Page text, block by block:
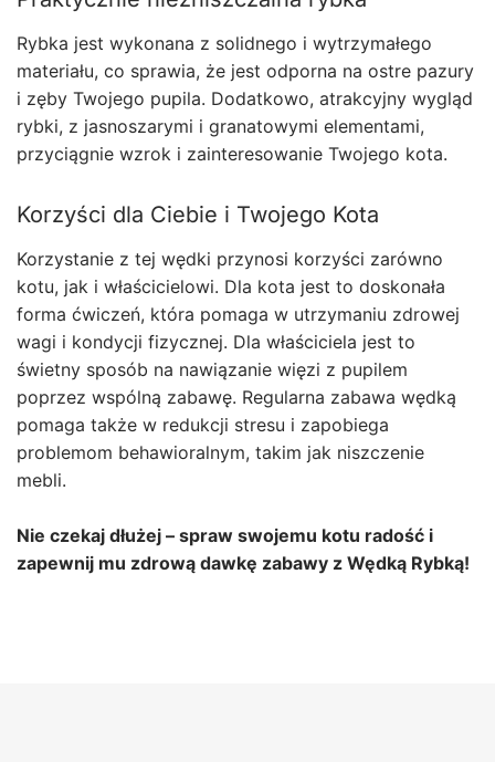
Rybka jest wykonana z solidnego i wytrzymałego
materiału, co sprawia, że jest odporna na ostre pazury
i zęby Twojego pupila. Dodatkowo, atrakcyjny wygląd
rybki, z jasnoszarymi i granatowymi elementami,
przyciągnie wzrok i zainteresowanie Twojego kota.
Korzyści dla Ciebie i Twojego Kota
Korzystanie z tej wędki przynosi korzyści zarówno
kotu, jak i właścicielowi. Dla kota jest to doskonała
forma ćwiczeń, która pomaga w utrzymaniu zdrowej
wagi i kondycji fizycznej. Dla właściciela jest to
świetny sposób na nawiązanie więzi z pupilem
poprzez wspólną zabawę. Regularna zabawa wędką
pomaga także w redukcji stresu i zapobiega
problemom behawioralnym, takim jak niszczenie
mebli.
Nie czekaj dłużej – spraw swojemu kotu radość i
zapewnij mu zdrową dawkę zabawy z Wędką Rybką!